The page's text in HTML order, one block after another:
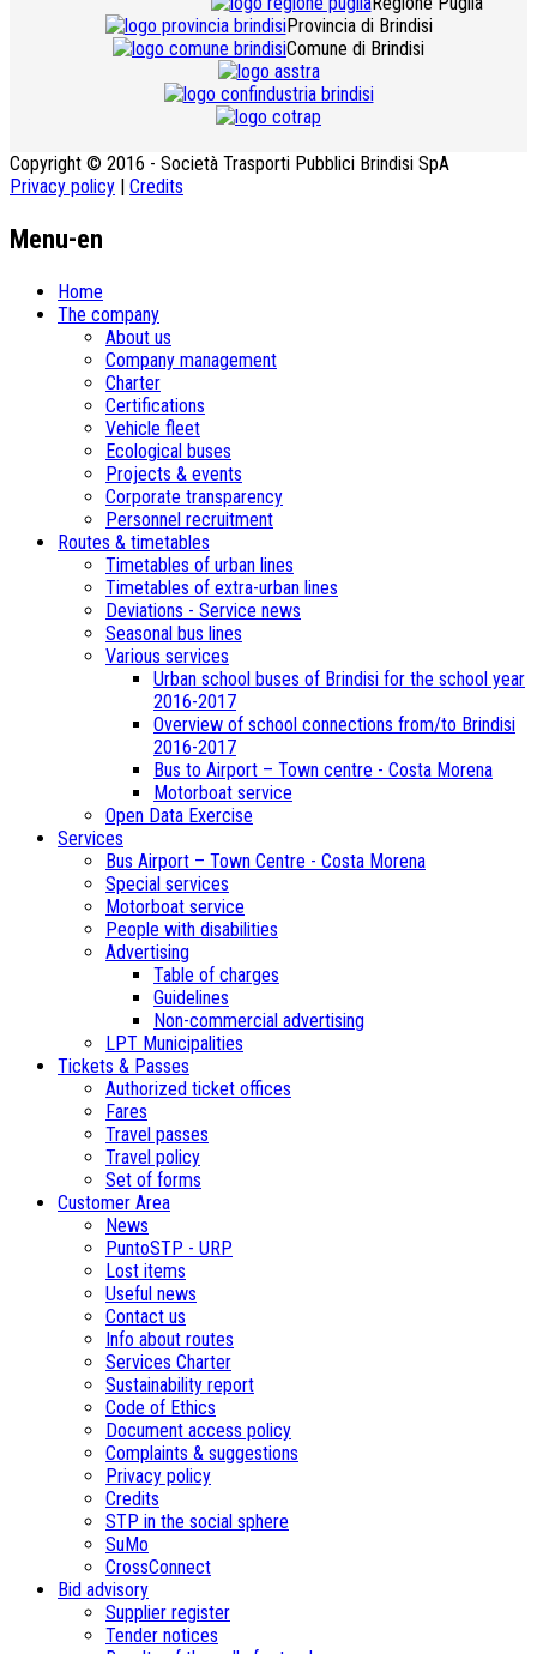
Provincia di Brindisi
Comune di Brindisi
Copyright © 2016 - Società Trasporti Pubblici Brindisi SpA
Privacy policy | Credits
Menu-en
Home
The company
About us
Company management
Charter
Certifications
Vehicle fleet
Ecological buses
­Projects & events
Corporate transparency
Personnel recruitment
Routes & timetables
Timetables of urban lines
Timetables of extra-urban lines
Deviations - Service news
Seasonal bus lines
Various services
Urban school buses of Brindisi for the school year
2016-2017
Overview of school connections from/to Brindisi
2016-2017
Bus to Airport – Town centre - Costa Morena
Motorboat service
Open Data Exercise
Services
Bus Airport – Town Centre - Costa Morena
Special services
Motorboat service
People with disabilities
Advertising
Table of charges
Guidelines
Non-commercial advertising
LPT Municipalities
Tickets & Passes
Authorized ticket offices
Fares
Travel passes
Travel policy
Set of forms
Customer Area
News
PuntoSTP - URP
Lost items
Useful news
Contact us
Info about routes
Services Charter
Sustainability report
Code of Ethics
Document access policy
Complaints & suggestions
Privacy policy
Credits
STP in the social sphere
SuMo
CrossConnect
Bid advisory
Supplier register
Tender notices